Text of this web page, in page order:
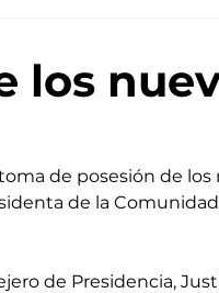
los
de posesión de
de la
de Presidencia,